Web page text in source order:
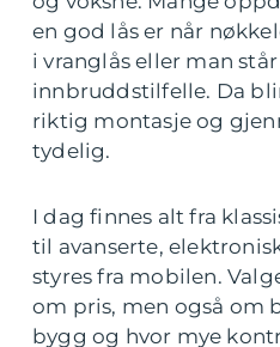
en god lås er når
i vranglås eller man
innbruddstilfelle. Da
riktig montasje og
tydelig.
I dag finnes alt fra
til avanserte,
styres fra mobilen.
om pris, men også om
bygg og hvor mye